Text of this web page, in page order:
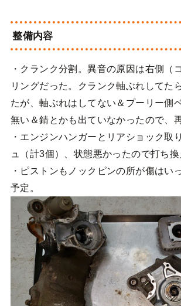
整備内容
・クランク分割。異音の原因は右側（
リングだった。クランク軸ぶれしてた
たが、軸ぶれはしてない＆プーリー側
無い＆錆とかも出ていなかったので、
・エンジンハンガーとリアショック取
ュ（計3個）、状態悪かったので打ち換
・ピストンもノックピンの所が傷はい
予定。